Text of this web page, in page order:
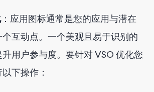
：应用图标通常是您的应用与潜在
互动点。一个美观且易于识别的
用户参与度。要针对 VSO 优化您
下操作：